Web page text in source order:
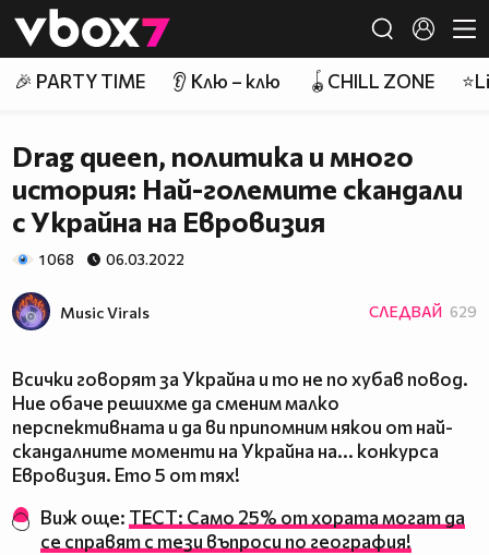
👾
🎉 PARTY TIME 👂 Клю – клю 🪀CHILL ZONE
Drag queen, политика и много
история: Най-големите скандали
с Украйна на Евровизия
1 068 06.03.2022
Music Virals СЛЕДВАЙ 629
Всички говорят за Украйна и то не по хубав повод.
Ние обаче решихме да сменим малко
перспективната и да ви припомним някои от най-
скандалните моменти на Украйна на... конкурса
Евровизия. Ето 5 от тях!
Виж още: ТЕСТ: Само 25% от хората могат да
се справят с тези въпроси по география!